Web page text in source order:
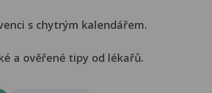
s chytrým kalendářem.
a ověřené tipy od lékařů.